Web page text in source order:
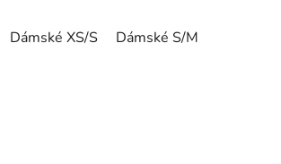
Dámské XS/S Dámské S/M